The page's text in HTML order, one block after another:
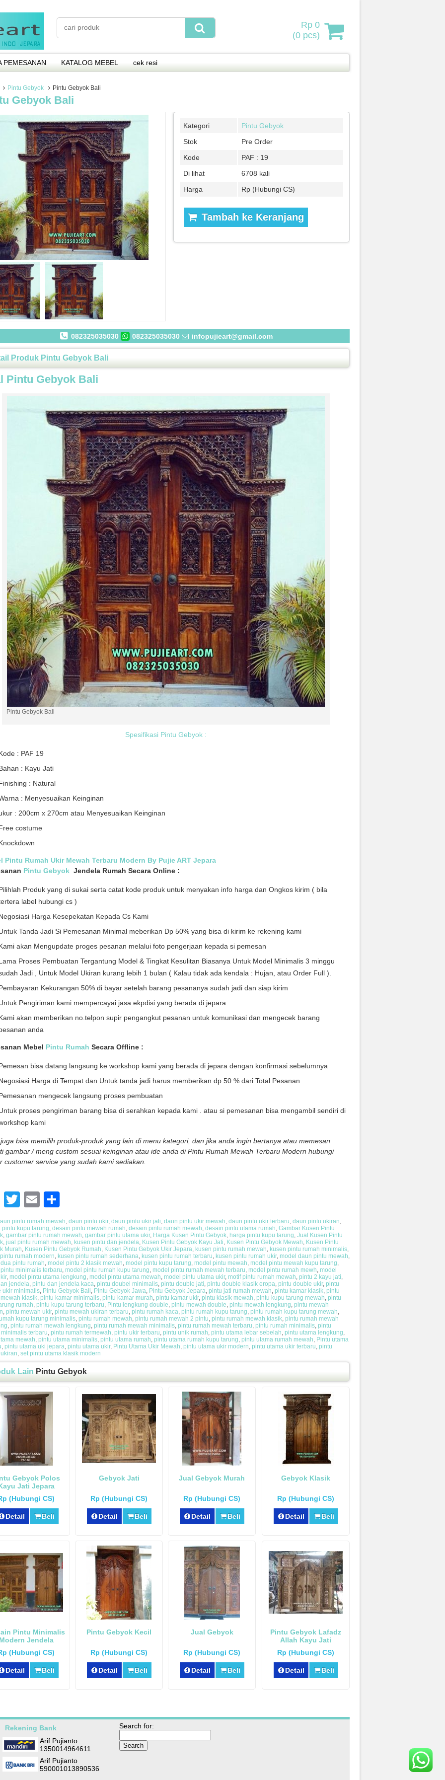
Rp 0
(0 pcs)
PEMESANAN KATALOG MEBEL cek resi
Pintu Gebyok Pintu Gebyok Bali
Gebyok Bali
Kategori
Pintu Gebyok
Stok
Pre Order
Kode
PAF : 19
Di lihat
6708 kali
Harga
Rp (Hubungi CS)
Tambah ke Keranjang
082325035030 082325035030 infopujieart@gmail.com
Produk Pintu Gebyok Bali
Pintu Gebyok Bali
Pintu Gebyok Bali
Spesifikasi Pintu Gebyok :
: PAF 19
: Kayu Jati
: Natural
: Menyesuaikan Keinginan
: 200cm x 270cm atau Menyesuaikan Keinginan
costume
Pintu Rumah Ukir Mewah Terbaru Modern By Pujie ART Jepara
Pintu Gebyok Jendela Rumah Secara Online :
Produk yang di sukai serta catat kode produk untuk menyakan info harga dan Ongkos kirim ( bila
label hubungi cs )
Harga Kesepekatan Kepada Cs Kami
Tanda Jadi Si Pemesanan Minimal meberikan Dp 50% yang bisa di kirim ke rekening kami
akan Mengupdate proges pesanan melalui foto pengerjaan kepada si pemesan
Proses Pembuatan Tergantung Model & Tingkat Kesulitan Biasanya Untuk Model Minimalis 3 minggu
Jadi , Untuk Model Ukiran kurang lebih 1 bulan ( Kalau tidak ada kendala : Hujan, atau Order Full ).
Kekurangan 50% di bayar setelah barang pesananya sudah jadi dan siap kirim
Pengiriman kami mempercayai jasa ekpdisi yang berada di jepara
akan memberikan no.telpon supir pengangkut pesanan untuk komunikasi dan mengecek barang
anda
Mebel Pintu Rumah Secara Offline :
bisa datang langsung ke workshop kami yang berada di jepara dengan konfirmasi sebelumnya
Harga di Tempat dan Untuk tanda jadi harus memberikan dp 50 % dari Total Pesanan
mengecek langsung proses pembuatan
proses pengiriman barang bisa di serahkan kepada kami . atau si pemesanan bisa mengambil sendiri di
kami
bisa memilih produk-produk yang lain di menu kategori, dan jika anda ingin bertanya atau memesan
gambar / meng custom sesuai keinginan atau ide anda di Pintu Rumah Mewah Terbaru Modern hubungi
customer service yang sudah kami sediakan.
Facebook
TwitterEmail
pintu rumah mewah daun pintu ukir, daun pintu ukir jati daun pintu ukir mewah daun pintu ukir terbaru daun pintu ukiran
pintu kupu tarung desain pintu mewah rumah desain pintu rumah mewah desain pintu utama rumah Gambar Kusen Pintu
gambar pintu rumah mewah gambar pintu utama ukir, Harga Kusen Pintu Gebyok harga pintu kupu tarung Jual Kusen Pintu
jual pintu rumah mewah kusen pintu dan jendela Kusen Pintu Gebyok Kayu Jati Kusen Pintu Gebyok Mewah Kusen Pintu
Murah Kusen Pintu Gebyok Rumah Kusen Pintu Gebyok Ukir Jepara kusen pintu rumah mewah kusen pintu rumah minimalis
rumah modern kusen pintu rumah sederhana kusen pintu rumah terbaru kusen pintu rumah ukir, model daun pintu mewah
pintu rumah model pintu 2 klasik mewah model pintu kupu tarung model pintu mewah model pintu mewah kupu tarung
minimalis terbaru model pintu rumah kupu tarung model pintu rumah mewah terbaru model pintu rumah mewh model
, model pintu utama lengkung model pintu utama mewah model pintu utama ukir, motif pintu rumah mewah pintu 2 kayu jati
jendela pintu dan jendela kaca pintu doubel minimalis pintu double jati pintu double klasik eropa pintu double ukir, pintu
ukir minimalis Pintu Gebyok Bali Pintu Gebyok Jawa Pintu Gebyok Jepara pintu jati rumah mewah pintu kamar klasik pintu
klasik pintu kamar minimalis pintu kamar murah pintu kamar ukir, pintu klasik mewah pintu kupu tarung mewah pintu
rumah pintu kupu tarung terbaru Pintu lengkung double pintu mewah double pintu mewah lengkung pintu mewah
pintu mewah ukir, pintu mewah ukiran terbaru pintu rumah kaca pintu rumah kupu tarung pintu rumah kupu tarung mewah
kupu tarung minimalis pintu rumah mewah pintu rumah mewah 2 pintu pintu rumah mewah klasik pintu rumah mewah
pintu rumah mewah lengkung pintu rumah mewah minimalis pintu rumah mewah terbaru pintu rumah minimalis pintu
terbaru pintu rumah termewah pintu ukir terbaru pintu unik rumah pintu utama lebar sebelah pintu utama lengkung
mewah pintu utama minimalis pintu utama rumah pintu utama rumah kupu tarung pintu utama rumah mewah Pintu utama
pintu utama uki jepara pintu utama ukir, Pintu Utama Ukir Mewah pintu utama ukir modern pintu utama ukir terbaru pintu
set pintu utama klasik modern
Lain Pintu Gebyok
Gebyok Polos
Jati Jepara
(Hubungi CS)
Detail Beli
Gebyok Jati
Rp (Hubungi CS)
Detail Beli
Jual Gebyok Murah
Rp (Hubungi CS)
Detail Beli
Gebyok Klasik
Rp (Hubungi CS)
Detail Beli
Pintu Minimalis
Jendela
(Hubungi CS)
Detail Beli
Pintu Gebyok Kecil
Rp (Hubungi CS)
Detail Beli
Jual Gebyok
Rp (Hubungi CS)
Detail Beli
Pintu Gebyok Lafadz
Allah Kayu Jati
Rp (Hubungi CS)
Detail Beli
Rekening Bank
Arif Pujianto
1350014964611
Arif Pujianto
590001013890536
Search for: